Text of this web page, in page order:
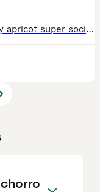
Caniche Toy hembras y machos rojos y apricot super sociables criados en ambiente familiar con cartilla sanitaria vacuna chip desparasitación con contrato de garantía víricas y congenitas